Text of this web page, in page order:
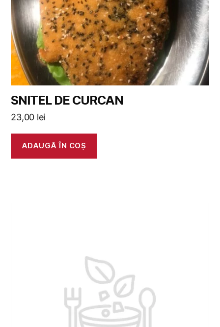
SNITEL DE CURCAN
23,00 lei
ADAUGĂ ÎN COȘ